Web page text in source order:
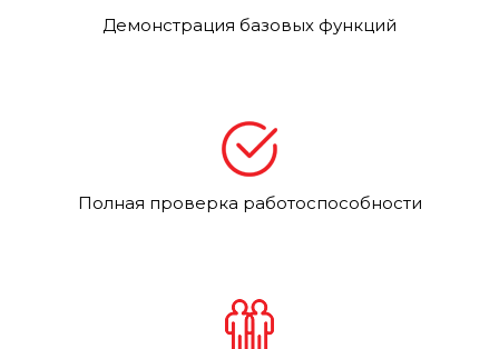
Демонстрация базовых функций
Полная проверка работоспособности